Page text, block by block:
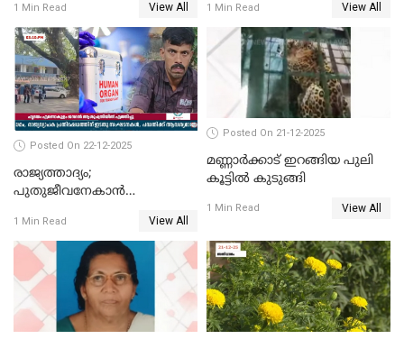
ദാരുണാന്ത്യം; ജീപ്സി
ഓടിച്ചയാൾ അറസ്റ്റിൽ.
1 Min Read View All 1 Min Read View All
Posted On 22-12-2025
രാജ്യത്താദ്യം;
പുതുജീവനേകാൻ
എറണാകുളം സർക്കാർ
ജനറൽ
ആശുപത്രിയിലെത്തിച്ചു
1 Min Read View All
Posted On 21-12-2025
മണ്ണാർക്കാട് ഇറങ്ങിയ പുലി
കൂട്ടിൽ കുടുങ്ങി
1 Min Read View All